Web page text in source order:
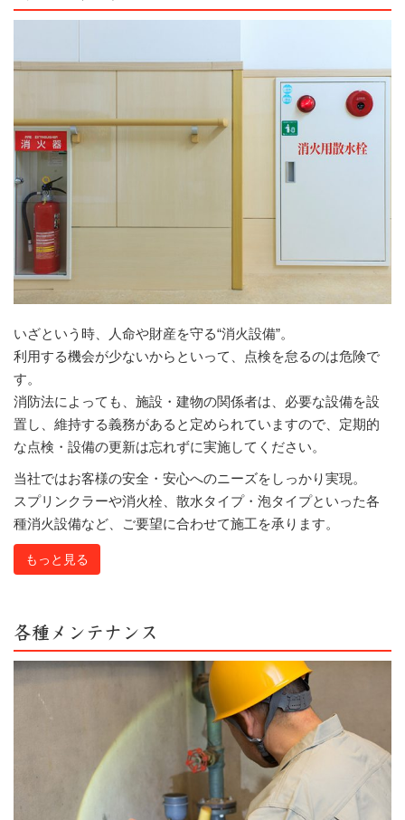
いざという時、人命や財産を守る“消火設備”。
利用する機会が少ないからといって、点検を怠るのは危険で
す。
消防法によっても、施設・建物の関係者は、必要な設備を設
置し、維持する義務があると定められていますので、定期的
な点検・設備の更新は忘れずに実施してください。
当社ではお客様の安全・安心へのニーズをしっかり実現。
スプリンクラーや消火栓、散水タイプ・泡タイプといった各
種消火設備など、ご要望に合わせて施工を承ります。
もっと見る
各種メンテナンス